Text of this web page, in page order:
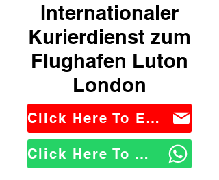
Internationaler
Kurierdienst zum
Flughafen Luton
London
Click Here To Email Us
Click Here To WhatsApp Us